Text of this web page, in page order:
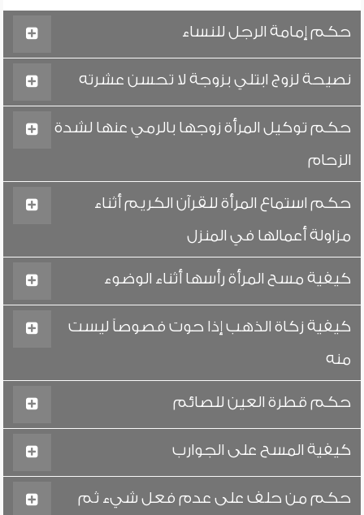
حكم إمامة الرجل للنساء
نصيحة لزوج ابتلي بزوجة لا تحسن عشرته
حكم توكيل المرأة زوجها بالرمي عنها لشدة
الزحام
حكم استماع المرأة للقرآن الكريم أثناء
مزاولة أعمالها في المنزل
كيفية مسح المرأة رأسها أثناء الوضوء
كيفية زكاة الذهب إذا حوت فصوصاً ليست
منه
حكم قطرة العين للصائم
كيفية المسح على الجوارب
حكم من حلف على عدم فعل شيء ثم